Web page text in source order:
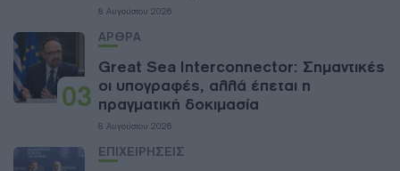
8 Αυγούστου 2026
03
ΑΡΘΡΑ
Great Sea Interconnector: Σημαντικές
οι υπογραφές, αλλά έπεται η
πραγματική δοκιμασία
8 Αυγούστου 2026
ΕΠΙΧΕΙΡΗΣΕΙΣ